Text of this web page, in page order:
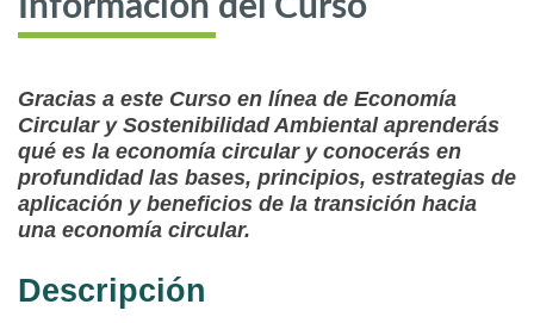
Gracias a este Curso en línea de Economía
Circular y Sostenibilidad Ambiental aprenderás
qué es la economía circular y conocerás en
profundidad las bases, principios, estrategias de
aplicación y beneficios de la transición hacia
una economía circular.
Descripción